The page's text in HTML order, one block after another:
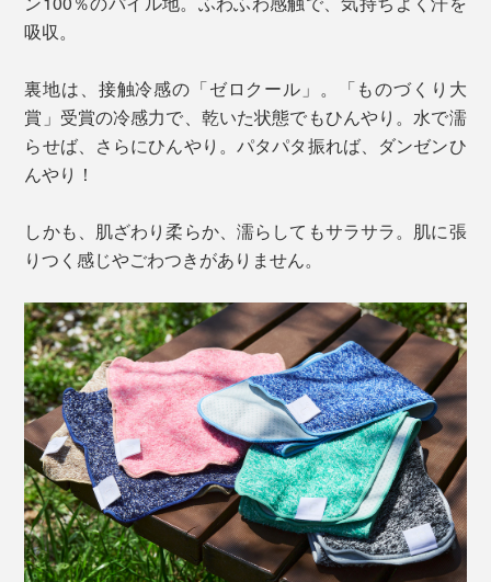
吸収。
裏地は、接触冷感の「ゼロクール」。「ものづくり大
賞」受賞の冷感力で、乾いた状態でもひんやり。水で濡
らせば、さらにひんやり。パタパタ振れば、ダンゼンひ
んやり！
しかも、肌ざわり柔らか、濡らしてもサラサラ。肌に張
りつく感じやごわつきがありません。